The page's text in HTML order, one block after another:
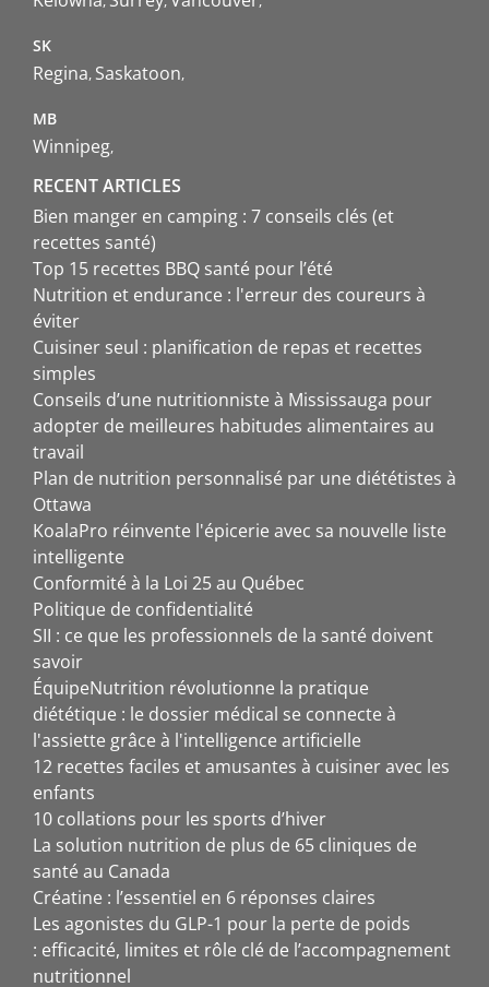
SK
Regina Saskatoon
MB
Winnipeg
RECENT ARTICLES
Bien manger en camping : 7 conseils clés (et
recettes santé)
Top 15 recettes BBQ santé pour l’été
Nutrition et endurance : l'erreur des coureurs à
éviter
Cuisiner seul : planification de repas et recettes
simples
Conseils d’une nutritionniste à Mississauga pour
adopter de meilleures habitudes alimentaires au
travail
Plan de nutrition personnalisé par une diététistes à
Ottawa
KoalaPro réinvente l'épicerie avec sa nouvelle liste
intelligente
Conformité à la Loi 25 au Québec
Politique de confidentialité
SII : ce que les professionnels de la santé doivent
savoir
ÉquipeNutrition révolutionne la pratique
diététique : le dossier médical se connecte à
l'assiette grâce à l'intelligence artificielle
12 recettes faciles et amusantes à cuisiner avec les
enfants
10 collations pour les sports d’hiver
La solution nutrition de plus de 65 cliniques de
santé au Canada
Créatine : l’essentiel en 6 réponses claires
Les agonistes du GLP-1 pour la perte de poids
: efficacité, limites et rôle clé de l’accompagnement
nutritionnel